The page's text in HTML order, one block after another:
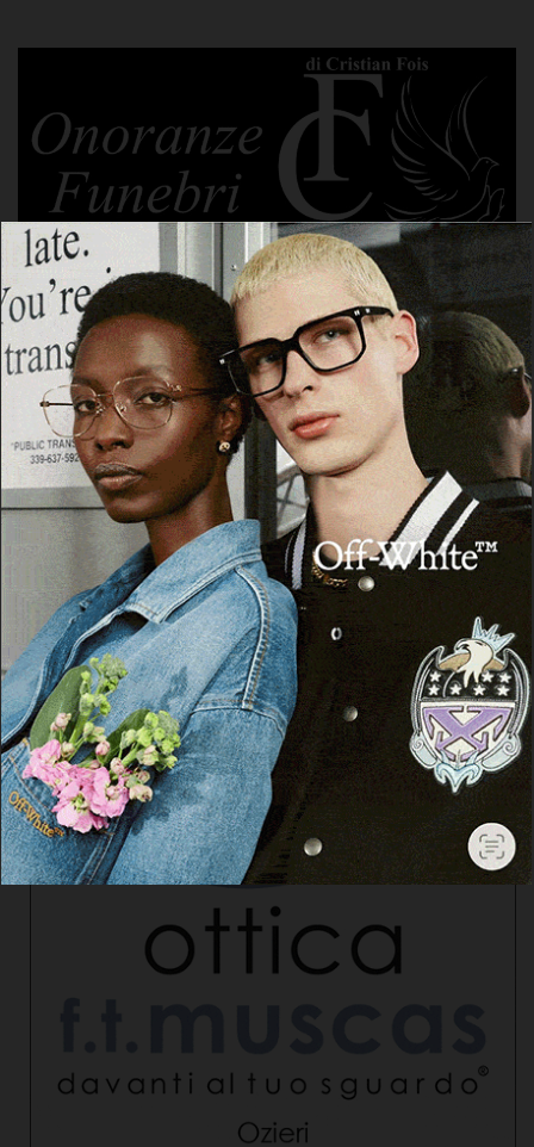
Cerca
Cerca
Facebook
Threads
Instagram
X YouTube